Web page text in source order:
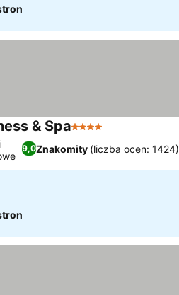
& Spa4 Kategoria
9,0Znakomity (liczba ocen: 1424)